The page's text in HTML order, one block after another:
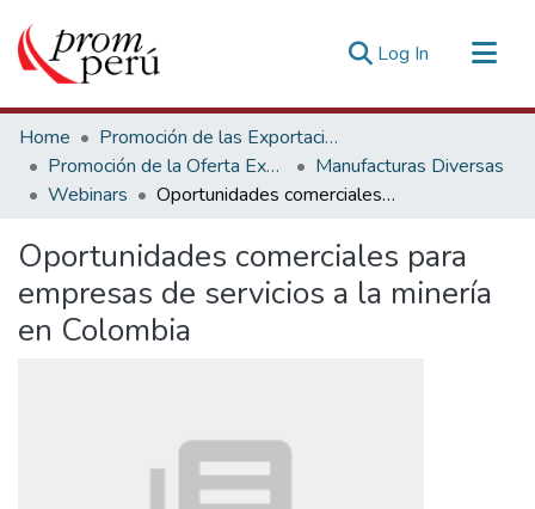
Log In (current)
Communities & Collections
All of DSpace
Statistics
Home
Promoción de las Exportaciones
Promoción de la Oferta Exportable
Manufacturas Diversas
Webinars
Oportunidades comerciales para empresas de servicios a la minería en Colombia
Oportunidades comerciales para
empresas de servicios a la minería
en Colombia